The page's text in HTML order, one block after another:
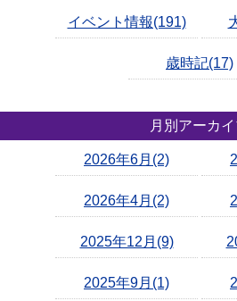
イベント情報(191)
歳時記(17)
月別アーカ
2026年6月(2)
2026年4月(2)
2025年12月(9)
2025年9月(1)